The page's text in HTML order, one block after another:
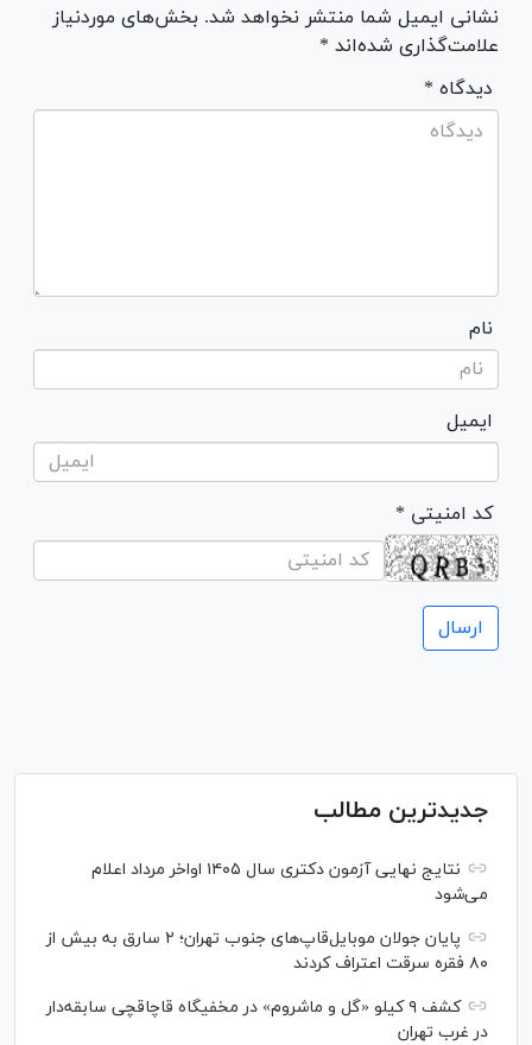
نشانی ایمیل شما منتشر نخواهد شد. بخش‌های موردنیاز
علامت‌گذاری شده‌اند *
* دیدگاه
نام
ایمیل
* کد امنیتی
جدیدترین مطالب
نتایج نهایی آزمون دکتری سال ۱۴۰۵ اواخر مرداد اعلام
می‌شود
پایان جولان موبایل‌قاپ‌های جنوب تهران؛ ۲ سارق به بیش از
۸۰ فقره سرقت اعتراف کردند
کشف ۹ کیلو «گل و ماشروم» در مخفیگاه قاچاقچی سابقه‌دار
در غرب تهران